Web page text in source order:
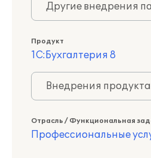
Другие внедрения
Продукт
1С:Бухгалтерия 8
Внедрения
Отрасль / Функциональная
Профессиональные